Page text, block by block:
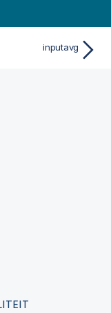
inputavg